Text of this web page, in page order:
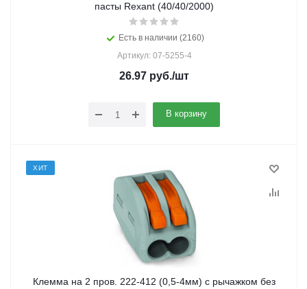
пасты Rexant (40/40/2000)
Есть в наличии (2160)
Артикул: 07-5255-4
26.97 руб./шт
В корзину
ХИТ
Клемма на 2 пров. 222-412 (0,5-4мм) с рычажком без